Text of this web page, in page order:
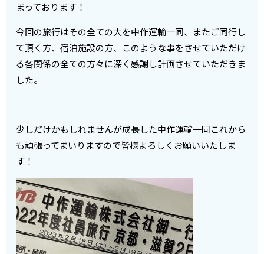
まっております！
今回の旅行はその全ての大を中作運輸一同、またご同行し
て頂く方、宿泊施設の方、このような事をさせていただけ
る各関係の全ての方々に深く感謝し計画させていただきま
した。
少しだけかもしれませんが成長した中作運輸一同これから
も頑張ってまいりますので皆様よろしくお願いいたしま
す！